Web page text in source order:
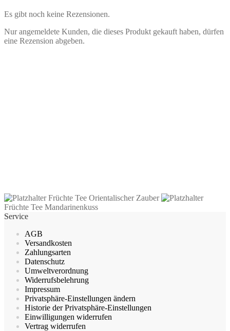
Es gibt noch keine Rezensionen.
Nur angemeldete Kunden, die dieses Produkt gekauft haben, dürfen
eine Rezension abgeben.
weist
mehrere
werden
Früchte Tee Orientalischer Zauber
Früchte Tee Mandarinenkuss
Service
AGB
Versandkosten
Zahlungsarten
Datenschutz
Umweltverordnung
Widerrufsbelehrung
Impressum
Privatsphäre-Einstellungen ändern
Historie der Privatsphäre-Einstellungen
Einwilligungen widerrufen
Vertrag widerrufen